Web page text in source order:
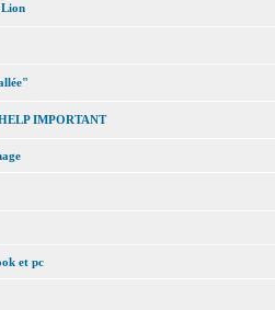
IMPORTANT
et pc